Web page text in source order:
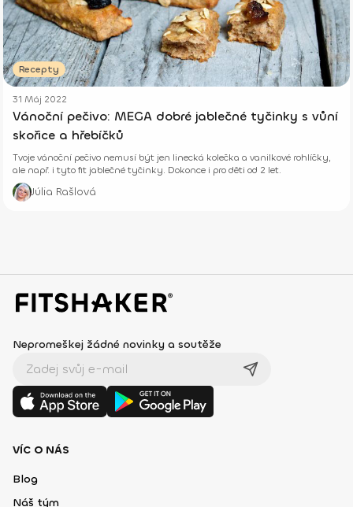
Recepty
31 Máj 2022
Vánoční pečivo: MEGA dobré jablečné tyčinky s vůní
skořice a hřebíčků
Tvoje vánoční pečivo nemusí být jen linecká kolečka a vanilkové rohlíčky,
ale např. i tyto fit jablečné tyčinky. Dokonce i pro děti od 2 let.
Júlia Rašlová
Nepromeškej žádné novinky a soutěže
VÍC O NÁS
Blog
Náš tým